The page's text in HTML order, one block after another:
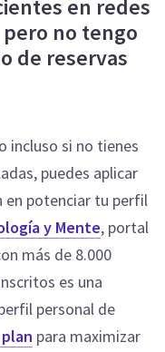
en redes
pero no tengo
de reservas
incluso si no tienes
puedes aplicar
en potenciar tu perfil
y Mente, portal
más de 8.000
es una
personal de
para maximizar